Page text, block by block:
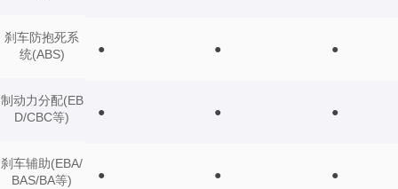
刹车防抱死系
统(ABS)
制动力分配(EB
D/CBC等)
刹车辅助(EBA/
BAS/BA等)
● ● ●
● ● ●
● ● ●